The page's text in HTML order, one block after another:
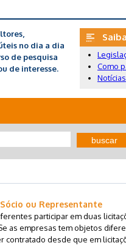
no dia a dia
de pesquisa
de interesse.
Como
Notícias
buscar
ou Representante
participar em duas
as empresas tem objetos
contratado desde que em